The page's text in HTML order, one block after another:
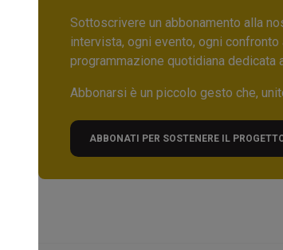
Sottoscrivere un abbonamento alla
intervista, ogni evento, ogni confronto
programmazione quotidiana dedicata
Abbonarsi è un piccolo gesto che,
ABBONATI PER SOSTENERE IL